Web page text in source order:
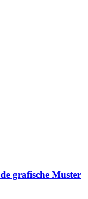
grafische Muster